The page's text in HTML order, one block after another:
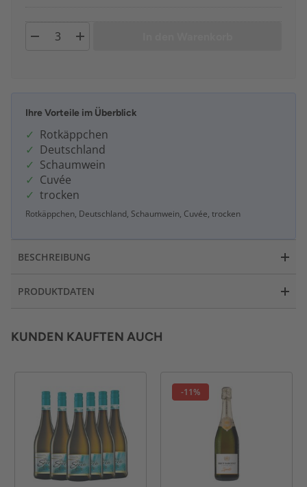
Ihre Vorteile im Überblick
Rotkäppchen
Deutschland
Schaumwein
Cuvée
trocken
Rotkäppchen, Deutschland, Schaumwein, Cuvée, trocken
BESCHREIBUNG
PRODUKTDATEN
KUNDEN KAUFTEN AUCH
-11%